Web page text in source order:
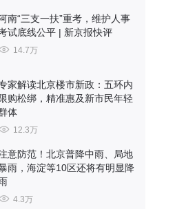
南“三支一扶”重考，维护人事
试底线公平 | 新京报快评
14.7万
家解读北京楼市新政：五环内
限购松绑，精准惠及新市民年轻
体
12.3万
意防范！北京普降中雨、局地
雨，海淀等10区还将有明显降
4.3万